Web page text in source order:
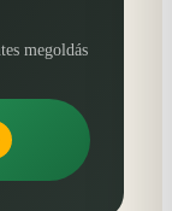
megoldás